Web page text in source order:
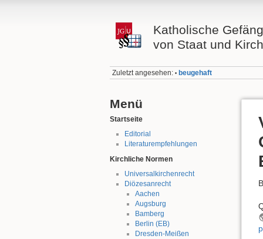
Katholische
von Staat und
Zuletzt angesehen: • beugehaft
Menü
Startseite
Editorial
Literaturempfehlungen
Kirchliche Normen
Universalkirchenrecht
Diözesanrecht
Aachen
Augsburg
Bamberg
Berlin (EB)
Dresden-Meißen